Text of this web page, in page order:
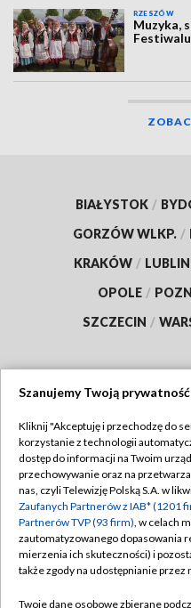
RZESZÓW
Muzyka,
BIAŁYSTOK /
GORZÓW WLKP. /
KRAKÓW / LUBLIN
OPOLE /
SZCZECIN /
Abonament TVP
Emisja w TVP
Centrum informacji TVP
Naziemna Telewizja
Szanujemy Twoją prywatność
Kliknij "Akceptuję i przechodzę do
korzystanie z technologii
dostęp do informacji na Twoim
przechowywanie oraz na
nas, czyli Telewizję Polską S.A. w
Zaufanych Partnerów z IAB* (1201
Partnerów TVP (93 firm), w celach
zautomatyzowanego dopasowania
mierzenia ich skuteczności) i
także zgody na udostępnianie przez
Twoje dane osobowe zbierane